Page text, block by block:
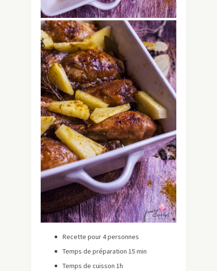
Recette pour 4 personnes
Temps de préparation 15 min
Temps de cuisson 1h